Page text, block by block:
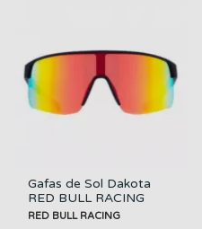
Gafas de Sol Dakota
RED BULL RACING
RED BULL RACING